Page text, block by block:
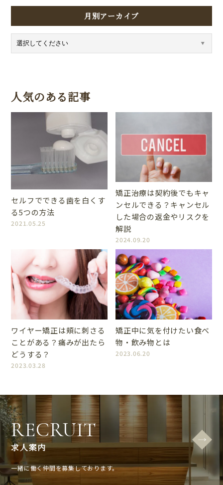
月別アーカイブ
人気のある記事
セルフでできる歯を白くす
る5つの方法
2021.05.25
矯正治療は契約後でもキャ
ンセルできる？キャンセル
した場合の返金やリスクを
解説
2024.09.20
ワイヤー矯正は頬に刺さる
ことがある？痛みが出たら
どうする？
2023.03.28
矯正中に気を付けたい食べ
物・飲み物とは
2023.06.20
RECRUIT
求人案内
一緒に働く仲間を募集しております。